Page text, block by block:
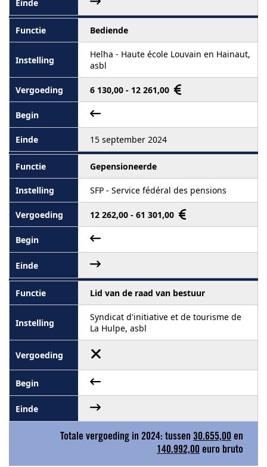
Bediende
Helha - Haute école Louvain en Hainaut,
asbl
6 130,00 - 12 261,00
15 september 2024
Gepensioneerde
SFP - Service fédéral des pensions
12 262,00 - 61 301,00
Lid van de raad van bestuur
Syndicat d'initiative et de tourisme de
La Hulpe, asbl
Totale vergoeding in 2024: tussen 30.655,00 en
140.992,00 euro bruto